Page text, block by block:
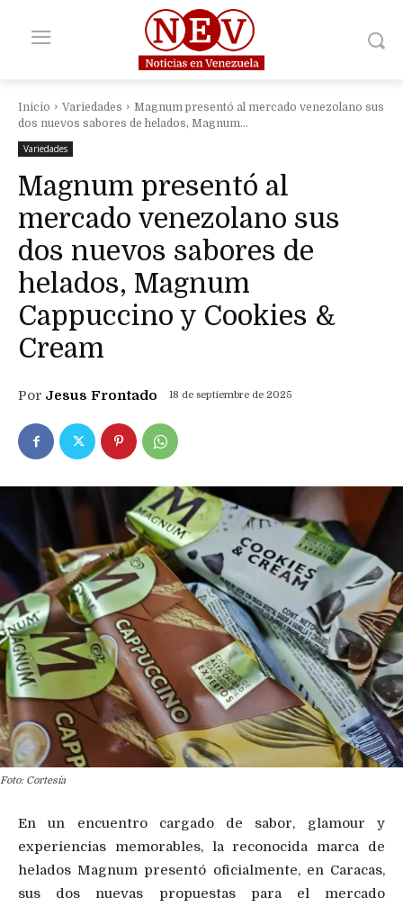
Inicio Variedades
Magnum presentó al mercado venezolano sus
dos nuevos sabores de helados, Magnum...
Variedades
Magnum presentó al
mercado venezolano sus
dos nuevos sabores de
helados, Magnum
Cappuccino y Cookies &
Cream
Por Jesus Frontado 18 de septiembre de 2025
Foto: Cortesía
En un encuentro cargado de sabor, glamour y
experiencias memorables, la reconocida marca de
helados Magnum presentó oficialmente, en Caracas,
sus dos nuevas propuestas para el mercado